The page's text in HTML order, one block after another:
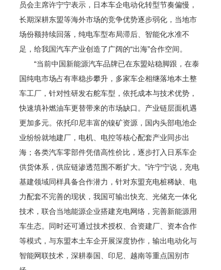
员会主席许宁宁表示，日本车企电动化转型节奏偏慢，
长期深耕东盟等海外市场的竞争优势逐步弱化，当地市
场份额持续回落，纯电车型布局滞后、智能化水准不
足，给我国汽车产业创造了广阔的“出海”合作空间。
“当前中国新能源汽车品牌已在东盟站稳脚跟，在泰
国纯电市场占有率稳步攀升，多家车企相继落地本土整
车工厂，针对性研发右舵车型，依托成本与技术优势，
快速填补燃油车更替带来的市场缺口。产业链层面机遇
更加多元。依托印尼丰富的镍矿资源，国内头部电池企
业纷纷就地建厂，电机、电控等核心配套产业同步出
海；各类汽车零部件凭借高性价比，逐步打入日系车企
供货体系，供应链渗透范围不断扩大。”许宁宁说，充电
基建领域同样具备合作潜力，针对东盟充电桩稀缺、电
力配套不完善的现状，我国可输出快充、光储充一体化
技术，联合当地能源企业搭建充电网络，完善新能源用
车生态。同时还可通过技术授权、合资建厂、资本合作
等模式，与东盟本土车企开展深度协作，输出电动化与
智能网联技术，深耕泰国、印尼、越南等重点国别市